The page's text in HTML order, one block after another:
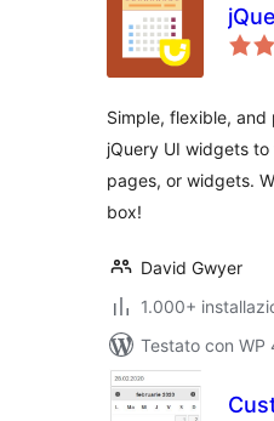
Simple, flexible,
jQuery UI widgets
pages, or widgets.
box!
David Gwyer
1.000+
Testato con WP